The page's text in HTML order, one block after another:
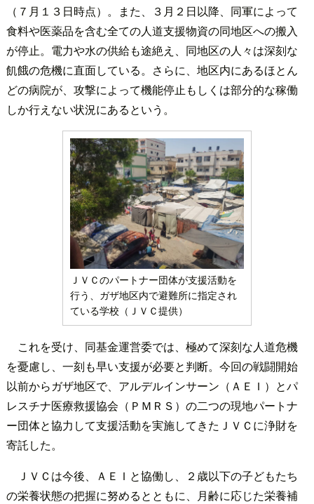
（７月１３日時点）。また、３月２日以降、同軍によって
食料や医薬品を含む全ての人道支援物資の同地区への搬入
が停止。電力や水の供給も途絶え、同地区の人々は深刻な
飢餓の危機に直面している。さらに、地区内にあるほとん
どの病院が、攻撃によって機能停止もしくは部分的な稼働
しか行えない状況にあるという。
ＪＶＣのパートナー団体が支援活動を
行う、ガザ地区内で避難所に指定され
ている学校（ＪＶＣ提供）
これを受け、同基金運営委では、極めて深刻な人道危機
を憂慮し、一刻も早い支援が必要と判断。今回の戦闘開始
以前からガザ地区で、アルデルインサーン（ＡＥＩ）とパ
レスチナ医療救援協会（ＰＭＲＳ）の二つの現地パートナ
ー団体と協力して支援活動を実施してきたＪＶＣに浄財を
寄託した。
ＪＶＣは今後、ＡＥＩと協働し、２歳以下の子どもたち
の栄養状態の把握に努めるとともに、月齢に応じた栄養補